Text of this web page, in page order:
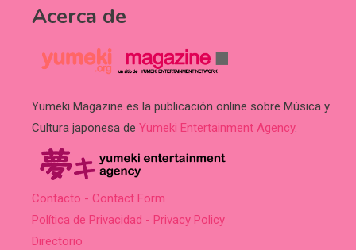
Acerca de
Yumeki Magazine es la publicación online sobre Música y
Cultura japonesa de Yumeki Entertainment Agency.
Contacto - Contact Form
Política de Privacidad - Privacy Policy
Directorio